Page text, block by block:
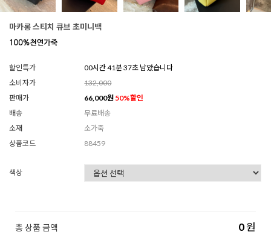
마카롱 스티치 큐브 초미니백
할인특가
00시간 41분 33초 남았습니다
소비자가
132,000
판매가
66,000원 50%할인
배송
무료배송
소재
소가죽
상품코드
88459
색상
총 상품 금액 0원